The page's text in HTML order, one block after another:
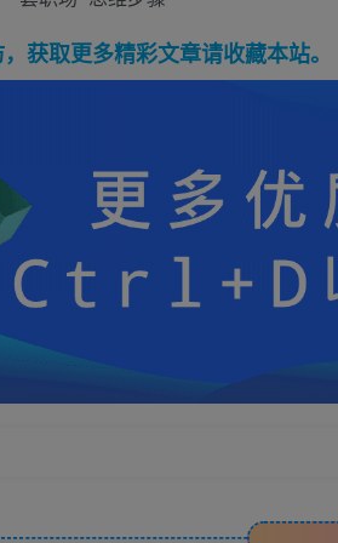
获取更多精彩文章请收藏本站。